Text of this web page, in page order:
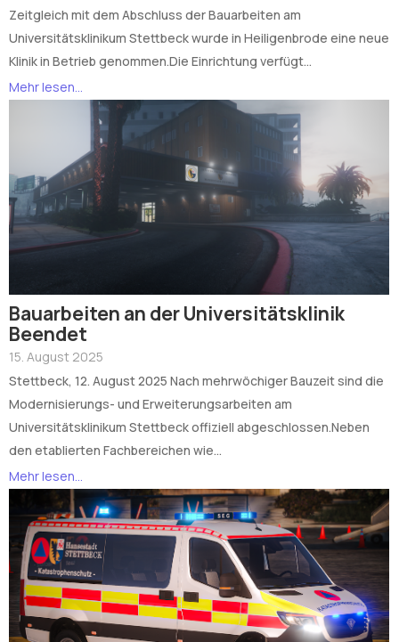
Zeitgleich mit dem Abschluss der Bauarbeiten am
Universitätsklinikum Stettbeck wurde in Heiligenbrode eine neue
Klinik in Betrieb genommen.Die Einrichtung verfügt...
Mehr lesen...
Bauarbeiten an der Universitätsklinik
Beendet
15. August 2025
Stettbeck, 12. August 2025 Nach mehrwöchiger Bauzeit sind die
Modernisierungs- und Erweiterungsarbeiten am
Universitätsklinikum Stettbeck offiziell abgeschlossen.Neben
den etablierten Fachbereichen wie...
Mehr lesen...